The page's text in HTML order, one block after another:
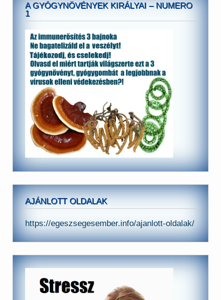
A GYÓGYNÖVÉNYEK KIRÁLYAI – NUMERO
1
AJÁNLOTT OLDALAK
https://egeszsegesember.info/ajanlott-oldalak/